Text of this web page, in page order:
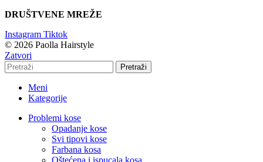
DRUŠTVENE MREŽE
Instagram Tiktok
© 2026 Paolla Hairstyle
Zatvori
Pretraži
Meni
Kategorije
Problemi kose
Opadanje kose
Svi tipovi kose
Farbana kosa
Oštećena i ispucala kosa